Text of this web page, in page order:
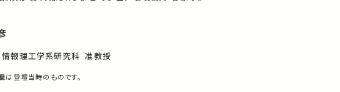
報理工学系研究科 准教授
は登壇当時のものです。